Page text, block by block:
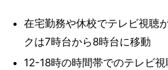
在宅勤務や休校でテレビ視聴
クは7時台から8時台に移動
12-18時の時間帯でのテレビ